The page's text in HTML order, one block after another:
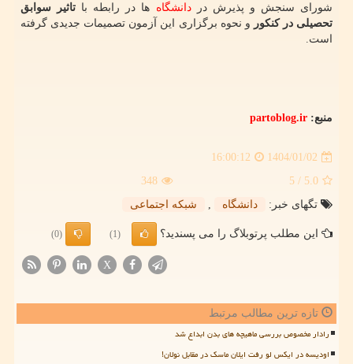
شورای سنجش و پذیرش دردانشگاه ها در رابطه با تاثیر سوابق
تحصیلی در کنکور و نحوه برگزاری این آزمون تصمیمات جدیدی گرفته
است.
منبع: partoblog.ir
1404/01/02
16:00:12
5.0
/ 5
348
تگهای خبر:
دانشگاه , شبكه اجتماعی
این مطلب پرتوبلاگ را می پسندید؟ (1)
(0)
X
تازه ترین مطالب مرتبط
رادار مخصوص بررسی ماهیچه های بدن ابداع شد
اودیسه در ایکس لو رفت ایلان ماسک در مقابل نولان!